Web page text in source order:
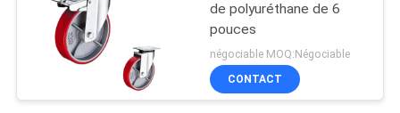
de polyuréthane de 6
pouces
négociable MOQ:Négociable
CONTACT